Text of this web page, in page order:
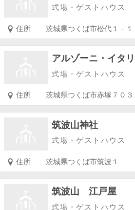
式場・ゲストハウス
住所 茨城県つくば市松代１－１
アルゾーニ・イタ
式場・ゲストハウス
住所 茨城県つくば市赤塚７０３
筑波山神社
式場・ゲストハウス
住所 茨城県つくば市筑波１
筑波山 江戸屋
式場・ゲストハウス